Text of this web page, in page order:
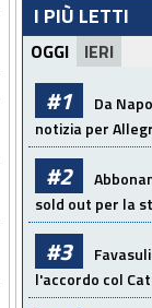
I PIÙ LETTI
OGGI IERI
#1
Da
notizia per
#2
sold out per la
#3
l'accordo col